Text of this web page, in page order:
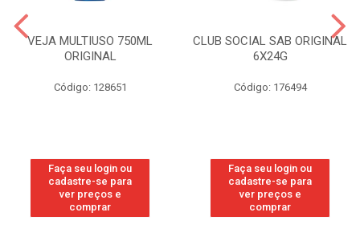
VEJA MULTIUSO 750ML
ORIGINAL
Código: 128651
Faça seu login ou
cadastre-se para
ver preços e
comprar
CLUB SOCIAL SAB ORIGINAL
6X24G
Código: 176494
Faça seu login ou
cadastre-se para
ver preços e
comprar